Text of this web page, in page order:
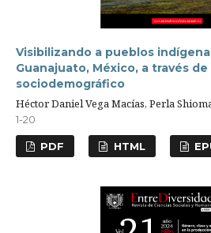
Visibilizando a pueblos
Guanajuato, México, a través
sociodemográfico
Héctor Daniel Vega Macías, Perla
1-20
PDF HTML